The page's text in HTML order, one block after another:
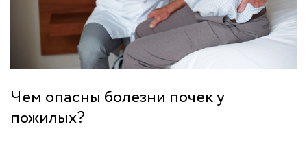
Чем опасны болезни почек у
пожилых?